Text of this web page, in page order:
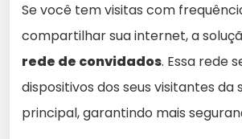
Se você tem visitas com
compartilhar sua internet, a
rede de convidados. Essa rede
dispositivos dos seus visitantes da
principal, garantindo mais